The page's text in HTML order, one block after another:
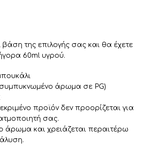
της επιλογής σας και θα έχετε
60ml υγρού.
άρωμα σε PG)
προϊόν δεν προορίζεται για
σας.
άρωμα και χρειάζεται περαιτέρω